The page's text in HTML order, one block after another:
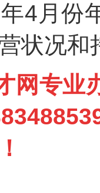
4月份
状况
网专业